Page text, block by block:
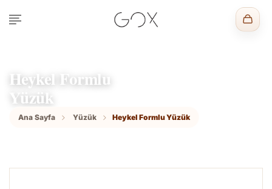
Heykel Formlu
Yüzük
Ana Sayfa Yüzük Heykel Formlu Yüzük